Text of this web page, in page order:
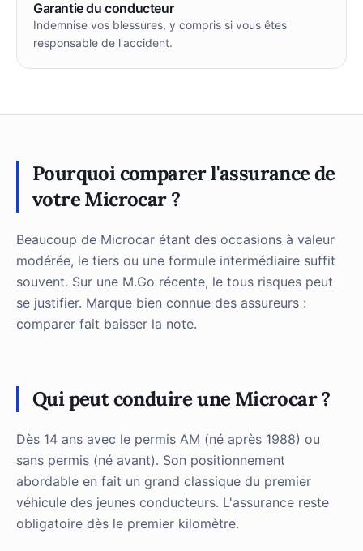
Garantie du conducteur
Indemnise vos blessures, y compris si vous êtes
responsable de l'accident.
Pourquoi comparer l'assurance de
votre Microcar ?
Beaucoup de Microcar étant des occasions à valeur
modérée, le tiers ou une formule intermédiaire suffit
souvent. Sur une M.Go récente, le tous risques peut
se justifier. Marque bien connue des assureurs :
comparer fait baisser la note.
Qui peut conduire une Microcar ?
Dès 14 ans avec le permis AM (né après 1988) ou
sans permis (né avant). Son positionnement
abordable en fait un grand classique du premier
véhicule des jeunes conducteurs. L'assurance reste
obligatoire dès le premier kilomètre.